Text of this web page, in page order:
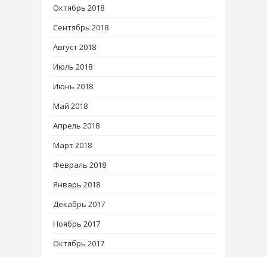
Октябрь 2018
Сентябрь 2018
Август 2018
Июль 2018
Июнь 2018
Май 2018
Апрель 2018
Март 2018
Февраль 2018
Январь 2018
Декабрь 2017
Ноябрь 2017
Октябрь 2017